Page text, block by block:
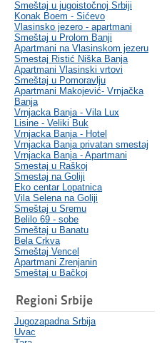
Smeštaj u jugoistočnoj Srbiji
Konak Boem - Sićevo
Vlasinsko jezero - apartmani
Smeštaj u Prolom Banji
Apartmani na Vlasinskom jezeru
Smestaj Ristić Niška Banja
Apartmani Vlasinski vrtovi
Smeštaj u Pomoravlju
Apartmani Makojević- Vrnjačka
Banja
Vrnjacka Banja - Vila Lux
Lisine - Veliki Buk
Vrnjacka Banja - Hotel
Vrnjacka Banja privatan smestaj
Vrnjacka Banja - Apartmani
Smestaj u Raškoj
Smestaj na Goliji
Eko centar Lopatnica
Vila Selena na Goliji
Smeštaj u Sremu
Belilo 69 - sobe
Smeštaj u Banatu
Bela Crkva
Smeštaj Vencel
Apartmani Zrenjanin
Smeštaj u Bačkoj
Regioni Srbije
Jugozapadna Srbija
Uvac